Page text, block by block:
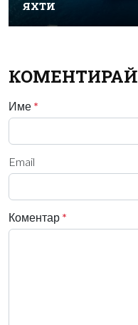
яхти
КОМЕНТИРАЙ
Име *
Email
Коментар *